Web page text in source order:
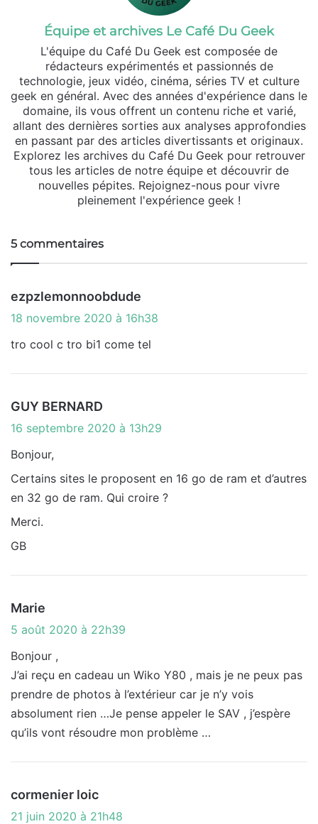
Équipe et archives Le Café Du Geek
L'équipe du Café Du Geek est composée de
rédacteurs expérimentés et passionnés de
technologie, jeux vidéo, cinéma, séries TV et culture
geek en général. Avec des années d'expérience dans le
domaine, ils vous offrent un contenu riche et varié,
allant des dernières sorties aux analyses approfondies
en passant par des articles divertissants et originaux.
Explorez les archives du Café Du Geek pour retrouver
tous les articles de notre équipe et découvrir de
nouvelles pépites. Rejoignez-nous pour vivre
pleinement l'expérience geek !
5 commentaires
ezpzlemonnoobdude
i
:
18 novembre 2020 à 16h38
tro cool c tro bi1 come tel
GUY BERNARD
i
:
16 septembre 2020 à 13h29
Bonjour,
Certains sites le proposent en 16 go de ram et d’autres
en 32 go de ram. Qui croire ?
Merci.
GB
Marie
:
5 août 2020 à 22h39
Bonjour ,
J’ai reçu en cadeau un Wiko Y80 , mais je ne peux pas
prendre de photos à l’extérieur car je n’y vois
absolument rien …Je pense appeler le SAV , j’espère
qu’ils vont résoudre mon problème …
cormenier loic
i
21 juin 2020 à 21h48